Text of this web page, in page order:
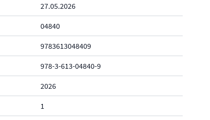
27.05.2026
04840
9783613048409
978-3-613-04840-9
2026
1